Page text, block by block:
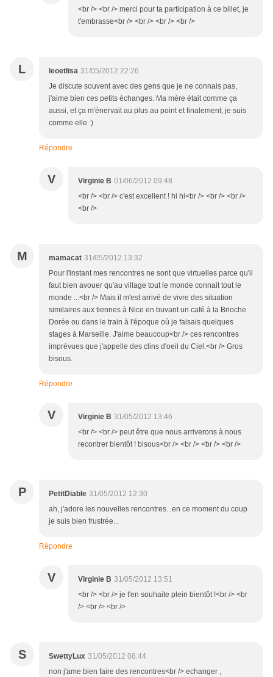
<br /> <br /> merci pour ta participation à ce billet, je
t'embrasse<br /> <br /> <br /> <br />
L leoetlisa 31/05/2012 22:26
Je discute souvent avec des gens que je ne connais pas,
j'aime bien ces petits échanges. Ma mère était comme ça
aussi, et ça m'énervait au plus au point et finalement, je suis
comme elle :)
Répondre
V Virginie B 01/06/2012 09:48
<br /> <br /> c'est excellent ! hi hi<br /> <br /> <br />
<br />
M mamacat 31/05/2012 13:32
Pour l'instant mes rencontres ne sont que virtuelles parce qu'il
faut bien avouer qu'au village tout le monde connait tout le
monde ...<br /> Mais il m'est arrivé de vivre des situation
similaires aux tiennes à Nice en buvant un café à la Brioche
Dorée ou dans le train à l'époque où je faisais quelques
stages à Marseille. J'aime beaucoup<br /> ces rencontres
imprévues que j'appelle des clins d'oeil du Ciel.<br /> Gros
bisous.
Répondre
V Virginie B 31/05/2012 13:46
<br /> <br /> peut être que nous arriverons à nous
recontrer bientôt ! bisous<br /> <br /> <br /> <br />
P PetitDiable 31/05/2012 12:30
ah, j'adore les nouvelles rencontres...en ce moment du coup
je suis bien frustrée...
Répondre
V Virginie B 31/05/2012 13:51
<br /> <br /> je t'en souhaite plein bientôt !<br /> <br
/> <br /> <br />
S SwettyLux 31/05/2012 08:44
non j'ame bien faire des rencontres<br /> echanger ,